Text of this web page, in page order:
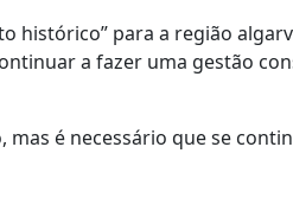
histórico” para a região
a fazer uma gestão
é necessário que se